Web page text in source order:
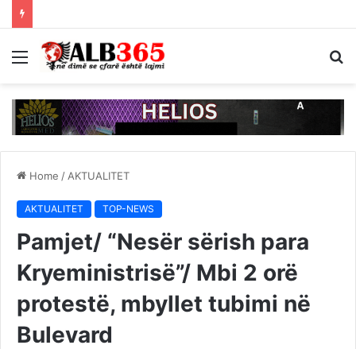
Menu
Home / AKTUALITET
AKTUALITET TOP-NEWS
Pamjet/ “Nesër sërish para
Kryeministrisë”/ Mbi 2 orë
protestë, mbyllet tubimi në
Bulevard